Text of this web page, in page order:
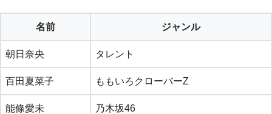
名前 ジャンル
朝日奈央 タレント
百田夏菜子 ももいろクローバーZ
能條愛未 乃木坂46